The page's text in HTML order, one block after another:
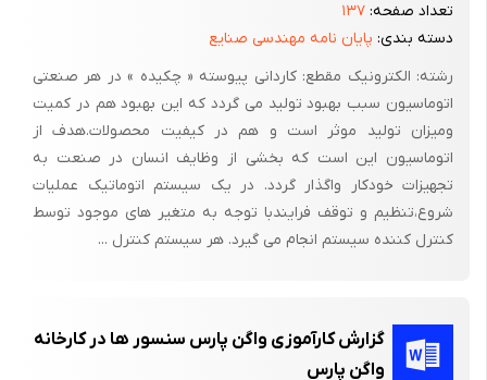
وجود پیش بینی های بی موقع معکوس ؛ پاسخ تنها پس از کار سخت
زیاد آشکار می شود .
افسانه 2 : NCW تماما در مورد شبکه است .
در واقع NCW بیشتر در مورد شبکه بندی است تا در مورد شبکه ها .
NCW در مورد نیروی پیکار افزون شده که می تواند بوسیله یک نیروی
میانی شبکه تولید شود ؛ است . همانطور که نشان خواهیم داد ؛ نیروی
NCW از اتصال کارآمد یا شبکه بندی موجودیت های قابل درک که از
نظر جغرافیایی یا از لحاظ رئیسی و مرئوسی پراکنده شده اند ؛ تحریک
همچنین همکاری با یکدیگر جهت دستیابی به درجه ای از خود سنکرن
تعداد صفحه: ۱۳۷
دسته بندی: پایان نامه مهندسی صنایع
رشته: الکترونیک مقطع: کاردانی پیوسته « چکیده » در هر صنعتی
اتوماسیون سبب بهبود تولید می گردد که این بهبود هم در کمیت
ومیزان تولید موثر است و هم در کیفیت محصولات.هدف از
اتوماسیون این است که بخشی از وظایف انسان در صنعت به
تجهیزات خودکار واگذار گردد. در یک سیستم اتوماتیک عملیات
شروع،تنظیم و توقف فرایندبا توجه به متغیر های موجود توسط
کنترل کننده سیستم انجام می گیرد. هر سیستم کنترل ...
گزارش کارآموزی واگن پارس سنسور ها در کارخانه
واگن پارس